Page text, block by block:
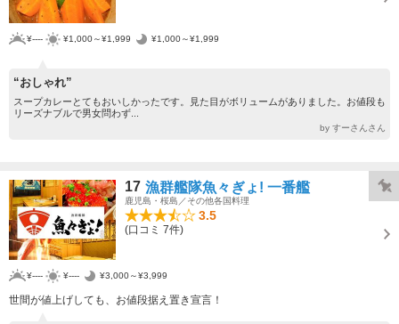
¥---- ¥1,000～¥1,999 ¥1,000～¥1,999
“おしゃれ”
スープカレーとてもおいしかったです。見た目がボリュームがありました。お値段も
リーズナブルで男女問わず...
by すーさんさん
17 漁群艦隊魚々ぎょ! 一番艦
鹿児島・桜島／その他各国料理
3.5
(口コミ 7件)
¥---- ¥---- ¥3,000～¥3,999
世間が値上げしても、お値段据え置き宣言！